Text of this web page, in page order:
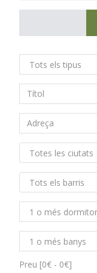
Totes les ciutats
Tots els barris
Preu [0€ - 0€]